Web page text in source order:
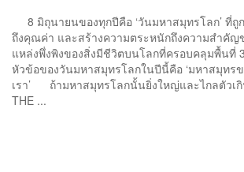
8 มิถุนายนของทุกปีคือ ‘วันมหาสมุทรโลก’ ที่ถู
ถึงคุณค่า และสร้างความตระหนักถึงความสำคัญ
แหล่งพึ่งพิงของสิ่งมีชีวิตบนโลกที่ครอบคลุมพื้นที่
หัวข้อของวันมหาสมุทรโลกในปีนี้คือ ‘มหาสมุทร
เรา’ ถ้ามหาสมุทรโลกนั้นยิ่งใหญ่และไกลตัวเ
THE ...